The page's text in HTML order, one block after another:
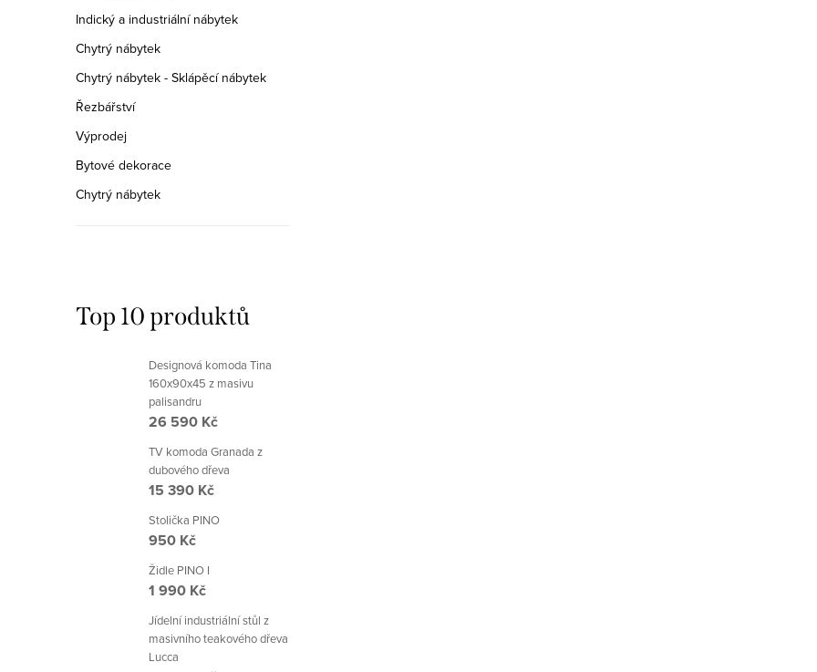
Indický a industriální nábytek
Chytrý nábytek
Chytrý nábytek - Sklápěcí nábytek
Řezbářství
Výprodej
Bytové dekorace
Chytrý nábytek
Top 10 produktů
Designová komoda Tina
160x90x45 z masivu
palisandru
26 590 Kč
TV komoda Granada z
dubového dřeva
15 390 Kč
Stolička PINO
950 Kč
Židle PINO I
1 990 Kč
Jídelní industriální stůl z
masivního teakového dřeva
Lucca